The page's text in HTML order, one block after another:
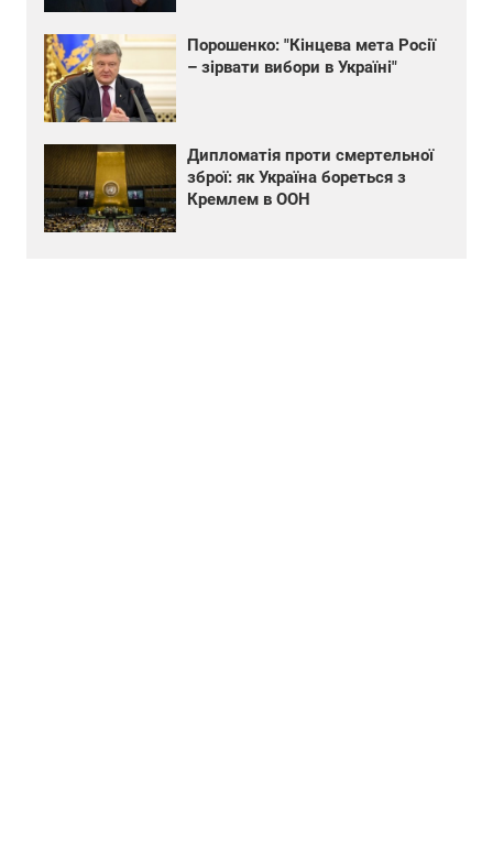
Порошенко: "Кінцева мета Росії
– зірвати вибори в Україні"
Дипломатія проти смертельної
зброї: як Україна бореться з
Кремлем в ООН